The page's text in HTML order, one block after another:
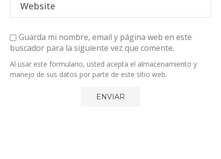
Guarda mi nombre, email y página web en este
buscador para la siguiente vez que comente.
Al usar este formulario, usted acepta el almacenamiento y
manejo de sus datos por parte de este sitio web.